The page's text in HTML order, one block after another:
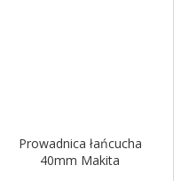
Prowadnica łańcucha
40mm Makita